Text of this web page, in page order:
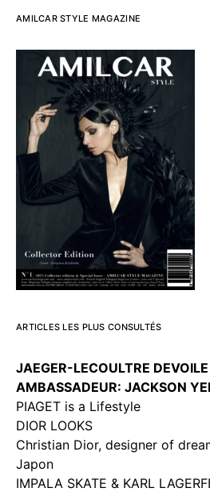
AMILCAR STYLE MAGAZINE
ARTICLES LES PLUS CONSULTÉS
JAEGER-LECOULTRE DEVOILE
AMBASSADEUR: JACKSON
PIAGET is a Lifestyle
DIOR LOOKS
Christian Dior, designer of
Japon
IMPALA SKATE & KARL